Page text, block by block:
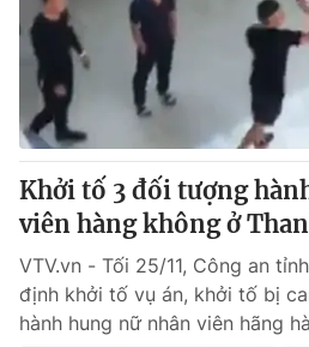
Khởi tố 3 đối tượng
viên hàng không ở
VTV.vn - Tối 25/11, Công an
định khởi tố vụ án, khởi tố bị
hành hung nữ nhân viên hãng